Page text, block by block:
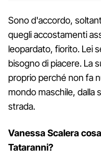
Sono d'accordo,
quegli accostamenti
leopardato, fiorito. Lei
bisogno di piacere. La
proprio perché non fa
mondo maschile, dalla
strada.
Vanessa Scalera
Tataranni?